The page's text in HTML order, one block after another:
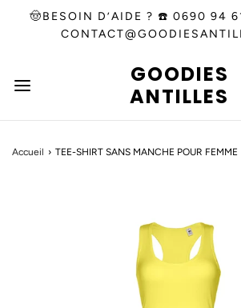
🤠BESOIN D’AIDE ? ☎️ 0690 94
GOODIES
ANTILLES
Accueil › TEE-SHIRT SANS MANCHE POUR FEMME